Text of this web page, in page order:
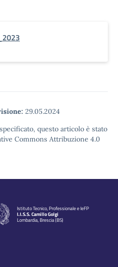
29.05.2024
questo articolo è stato
Commons Attribuzione 4.0
Istituto Tecnico, Professionale e IeFP
I.I.S.S. Camillo Golgi
Lombardia, Brescia (BS)